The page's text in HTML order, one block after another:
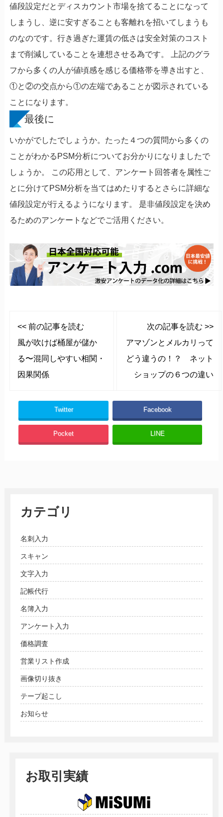
値段設定だとディスカウント市場を捨てることになって
しまうし、逆に安すぎることも客離れを招いてしまうも
のなのです。行き過ぎた運賃の低さは安全対策のコスト
まで削減していることを連想させる為です。 上記のグラ
フから多くの人が値頃感を感じる価格帯を導き出すと、
①と②の交点から①の左端であることが図示されている
ことになります。
最後に
いかがでしたでしょうか。たった４つの質問から多くの
ことがわかるPSM分析についてお分かりになりましたで
しょうか。 この応用として、アンケート回答者を属性ご
とに分けてPSM分析を当てはめたりするとさらに詳細な
値段設定が行えるようになります。 是非値段設定を決め
るためのアンケートなどでご活用ください。
<< 前の記事を読む
風が吹けば桶屋が儲か
る〜混同しやすい相関・
因果関係
次の記事を読む >>
アマゾンとメルカリって
どう違うの！？ ネット
ショップの６つの違い
Twitter Facebook
Pocket LINE
カテゴリ
名刺入力
スキャン
文字入力
記帳代行
名簿入力
アンケート入力
価格調査
営業リスト作成
画像切り抜き
テープ起こし
お知らせ
お取引実績